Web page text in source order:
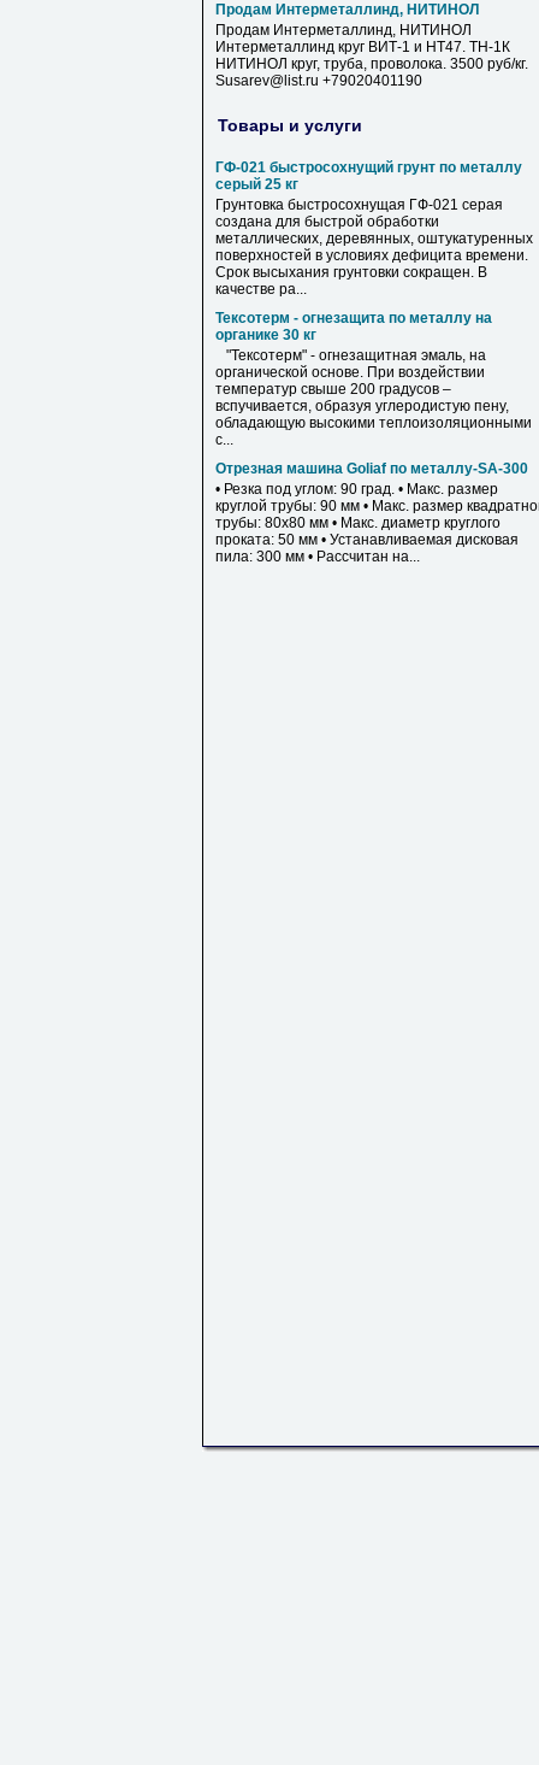
Продам Интерметаллинд, НИТИНОЛ
Продам Интерметаллинд, НИТИНОЛ
Интерметаллинд круг ВИТ-1 и НТ47. ТН-1К
НИТИНОЛ круг, труба, проволока. 3500 руб/кг.
Susarev@list.ru +79020401190
Товары и услуги
ГФ-021 быстросохнущий грунт по металлу
серый 25 кг
Грунтовка быстросохнущая ГФ-021 серая
создана для быстрой обработки
металлических, деревянных, оштукатуренных
поверхностей в условиях дефицита времени.
Срок высыхания грунтовки сокращен. В
качестве ра...
Тексотерм - огнезащита по металлу на
органике 30 кг
"Тексотерм" - огнезащитная эмаль, на
органической основе. При воздействии
температур свыше 200 градусов –
вспучивается, образуя углеродистую пену,
обладающую высокими теплоизоляционными
с...
Отрезная машина Goliaf по металлу-SA-300
• Резка под углом: 90 град. • Макс. размер
круглой трубы: 90 мм • Макс. размер
трубы: 80х80 мм • Макс. диаметр круглого
проката: 50 мм • Устанавливаемая дисковая
пила: 300 мм • Рассчитан на...